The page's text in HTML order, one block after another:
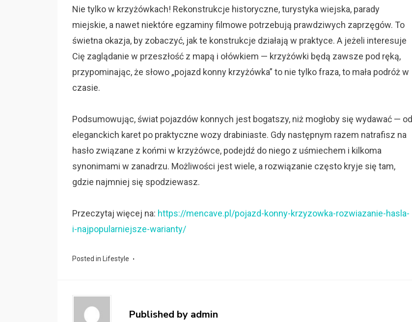
Nie tylko w krzyżówkach! Rekonstrukcje historyczne, turystyka wiejska, parady
miejskie, a nawet niektóre egzaminy filmowe potrzebują prawdziwych zaprzęgów. To
świetna okazja, by zobaczyć, jak te konstrukcje działają w praktyce. A jeżeli interesuje
Cię zaglądanie w przeszłość z mapą i ołówkiem — krzyżówki będą zawsze pod ręką,
przypominając, że słowo „pojazd konny krzyżówka” to nie tylko fraza, to mała podróż w
czasie.
Podsumowując, świat pojazdów konnych jest bogatszy, niż mogłoby się wydawać — od
eleganckich karet po praktyczne wozy drabiniaste. Gdy następnym razem natrafisz na
hasło związane z końmi w krzyżówce, podejdź do niego z uśmiechem i kilkoma
synonimami w zanadrzu. Możliwości jest wiele, a rozwiązanie często kryje się tam,
gdzie najmniej się spodziewasz.
Przeczytaj więcej na: https://mencave.pl/pojazd-konny-krzyzowka-rozwiazanie-hasla-
i-najpopularniejsze-warianty/
Posted in Lifestyle
Published by admin